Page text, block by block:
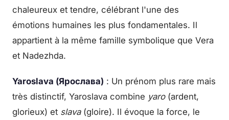
chaleureux et tendre, célébrant l'une des
émotions humaines les plus fondamentales. Il
appartient à la même famille symbolique que Vera
et Nadezhda.
Yaroslava (Ярослава) : Un prénom plus rare mais
très distinctif, Yaroslava combine yaro(ardent,
glorieux) et slava(gloire). Il évoque la force, le